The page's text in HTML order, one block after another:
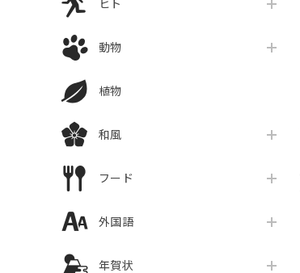
ヒト
動物
植物
和風
フード
外国語
年賀状